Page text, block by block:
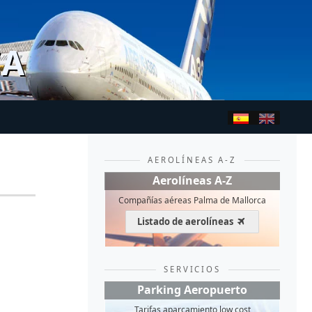
AEROLÍNEAS A-Z
Aerolíneas A-Z
Compañías aéreas Palma de Mallorca
Listado de aerolíneas
SERVICIOS
Parking Aeropuerto
Tarifas aparcamiento low cost